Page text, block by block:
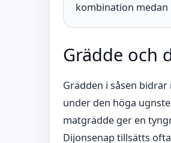
kombination
Grädde och
Grädden i såsen
under den höga
matgrädde ger en
Dijonsenap tillsätts